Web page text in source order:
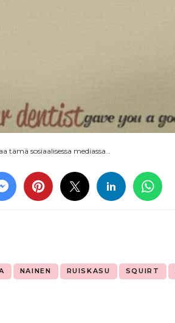
tämä sosiaalisessa mediassa…
NAINEN RUISKASU SQUIRT